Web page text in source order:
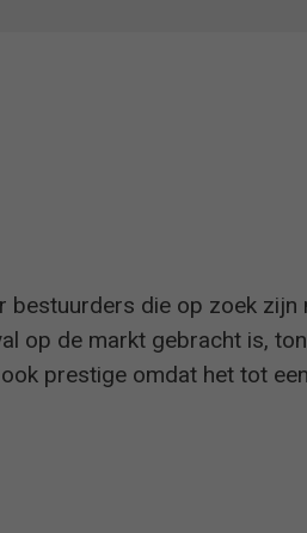
bestuurders die op zoek zijn
op de markt gebracht is,
prestige omdat het tot